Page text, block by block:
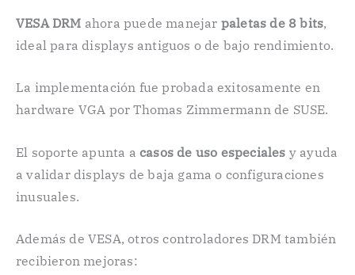
VESA DRM ahora puede manejar paletas de 8 bits,
ideal para displays antiguos o de bajo rendimiento.
La implementación fue probada exitosamente en
hardware VGA por Thomas Zimmermann de SUSE.
El soporte apunta a casos de uso especiales y ayuda
a validar displays de baja gama o configuraciones
inusuales.
Además de VESA, otros controladores DRM también
recibieron mejoras: